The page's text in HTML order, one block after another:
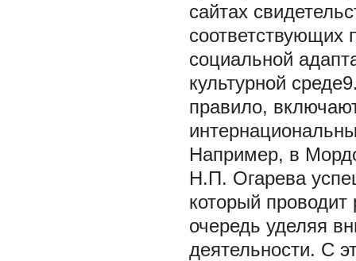
сайтах
соответствующих
социальной
культурной
правило,
Например, в
Н.П. Огарева
который
очередь уделяя
деятельности. С